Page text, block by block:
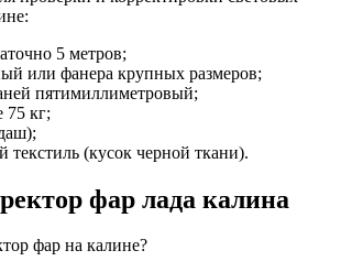
5 метров;
или фанера крупных размеров;
пятимиллиметровый;
75 кг;
текстиль (кусок черной ткани).
фар лада калина